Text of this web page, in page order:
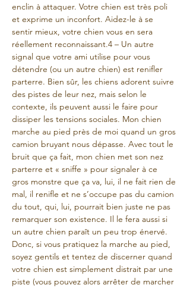
enclin à attaquer. Votre chien est très poli
et exprime un inconfort. Aidez-le à se
sentir mieux, votre chien vous en sera
réellement reconnaissant.4 – Un autre
signal que votre ami utilise pour vous
détendre (ou un autre chien) est renifler
parterre. Bien sûr, les chiens adorent suivre
des pistes de leur nez, mais selon le
contexte, ils peuvent aussi le faire pour
dissiper les tensions sociales. Mon chien
marche au pied près de moi quand un gros
camion bruyant nous dépasse. Avec tout le
bruit que ça fait, mon chien met son nez
parterre et « sniffe » pour signaler à ce
gros monstre que ça va, lui, il ne fait rien de
mal, il renifle et ne s’occupe pas du camion
du tout, qui, lui, pourrait bien juste ne pas
remarquer son existence. Il le fera aussi si
un autre chien paraît un peu trop énervé.
Donc, si vous pratiquez la marche au pied,
soyez gentils et tentez de discerner quand
votre chien est simplement distrait par une
piste (vous pouvez alors arrêter de marcher